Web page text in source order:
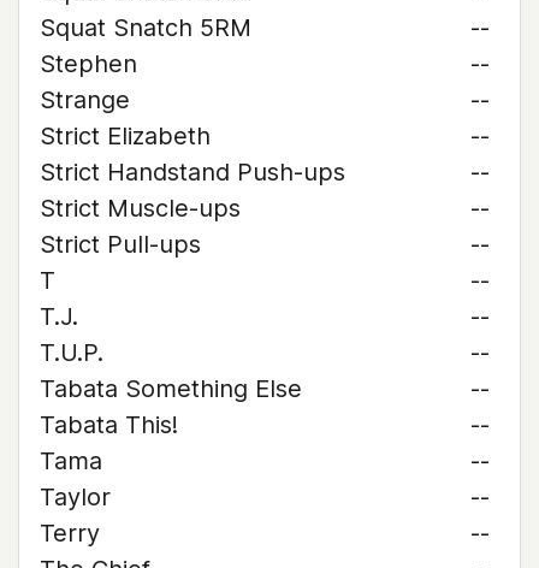
Squat Snatch 5RM
--
Stephen
--
Strange
--
Strict Elizabeth
--
Strict Handstand Push-ups
--
Strict Muscle-ups
--
Strict Pull-ups
--
T
--
T.J.
--
T.U.P.
--
Tabata Something Else
--
Tabata This!
--
Tama
--
Taylor
--
Terry
--